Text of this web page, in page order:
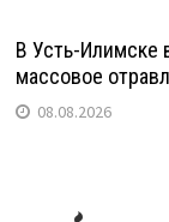
В Усть-Илимске
массовое
08.08.2026